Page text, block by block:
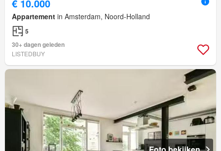
€ 10.000
Appartement in Amsterdam, Noord-Holland
5
30+ dagen geleden
LISTEDBUY